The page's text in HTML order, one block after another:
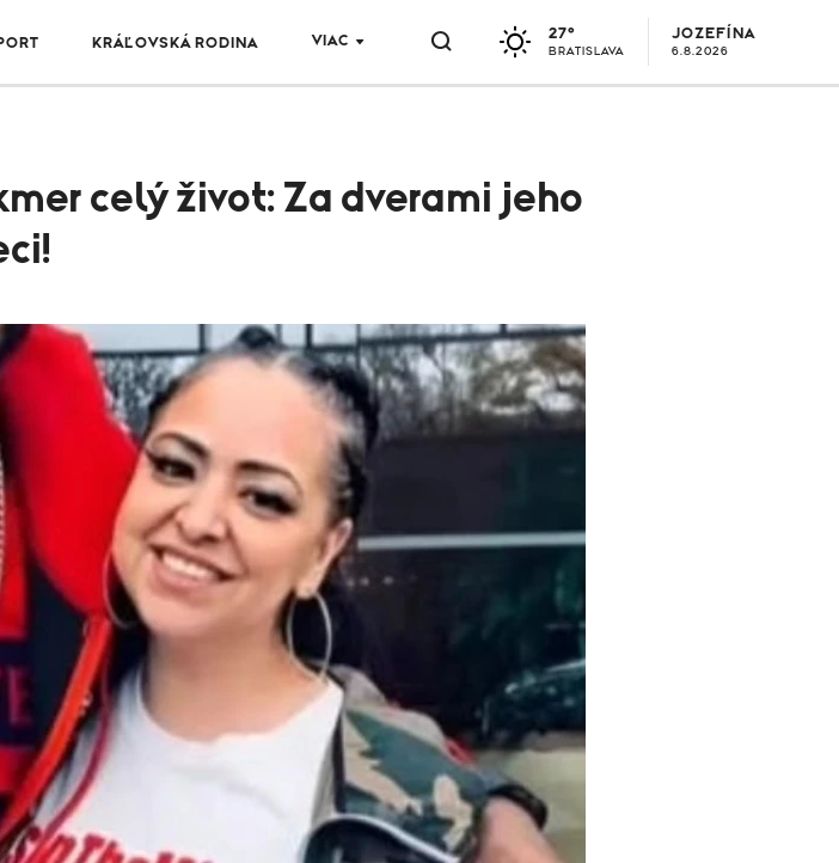
KRÁĽOVSKÁ RODINA VIAC 27°
BRATISLAVA
JOZEFÍNA
6.8.2026
celý život: Za dverami jeho